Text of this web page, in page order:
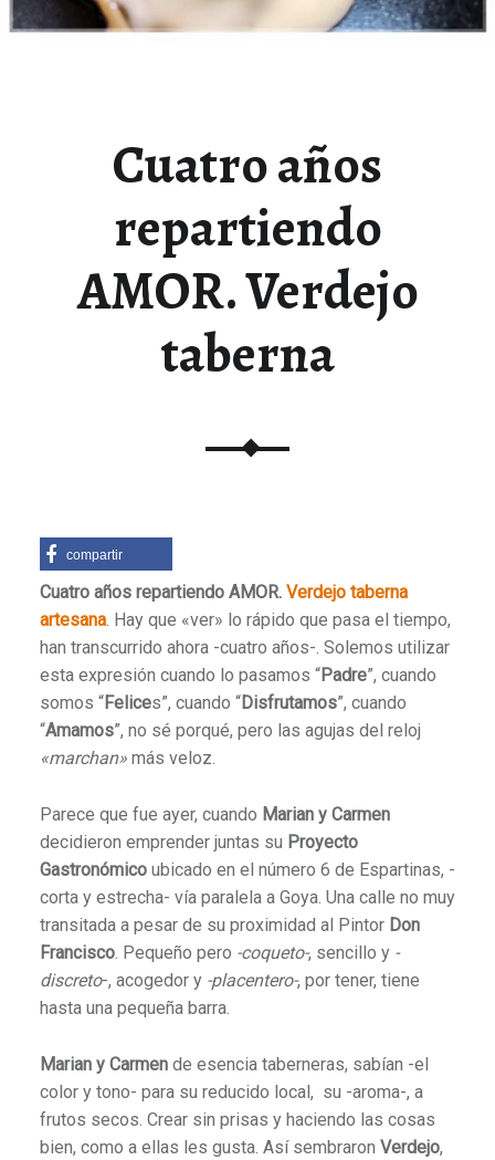
Cuatro años
repartiendo
AMOR. Verdejo
taberna
compartir
Cuatro años repartiendo AMOR. Verdejo taberna
artesana. Hay que «ver» lo rápido que pasa el tiempo,
han transcurrido ahora -cuatro años-. Solemos utilizar
esta expresión cuando lo pasamos “Padre”, cuando
somos “Felices”, cuando “Disfrutamos”, cuando
“Amamos”, no sé porqué, pero las agujas del reloj
«marchan»más veloz.
Parece que fue ayer, cuando Marian y Carmen
decidieron emprender juntas su Proyecto
Gastronómicoubicado en el número 6 de Espartinas, -
corta y estrecha- vía paralela a Goya. Una calle no muy
transitada a pesar de su proximidad al Pintor Don
Francisco. Pequeño pero -coqueto-, sencillo y -
discreto-, acogedor y -placentero-, por tener, tiene
hasta una pequeña barra.
Marian y Carmende esencia taberneras, sabían -el
color y tono- para su reducido local, su -aroma-, a
frutos secos. Crear sin prisas y haciendo las cosas
bien, como a ellas les gusta. Así sembraron Verdejo,